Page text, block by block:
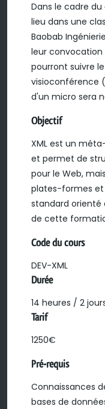
Dans le cadre
lieu dans une
Baobab
leur convocation
pourront suivre
visioconférence
d'un micro sera
Objectif
XML est un
et permet de
pour le Web,
plates-formes et
standard orienté
de cette
Code du cours
DEV-XML
Durée
14 heures / 2
Tarif
1250€
Pré-requis
Connaissances
bases de